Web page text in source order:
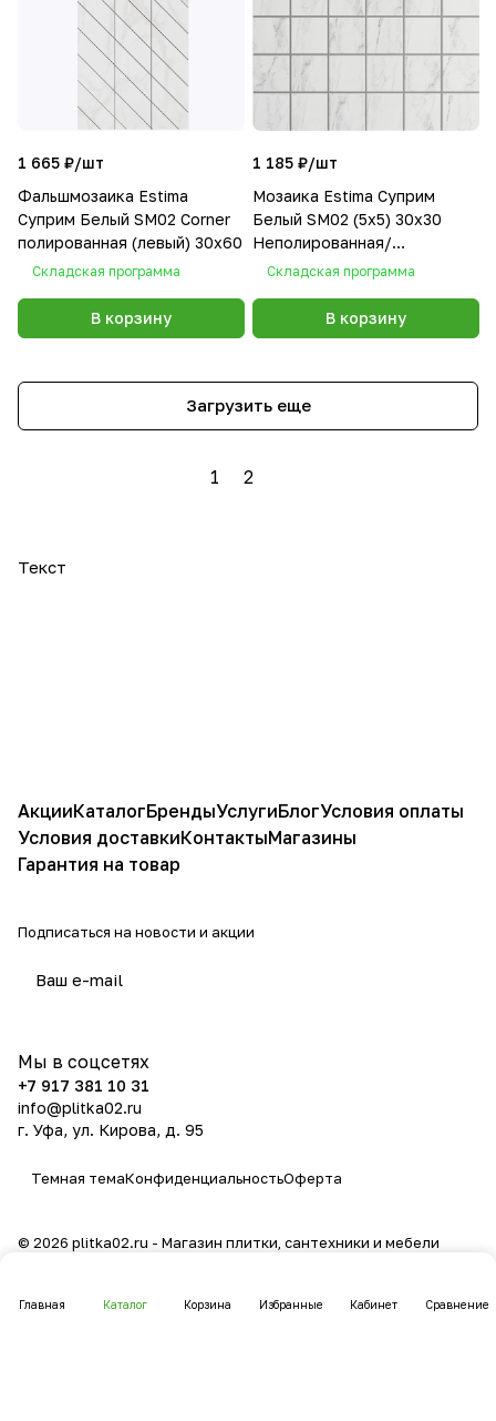
1 665 ₽/шт
Фальшмозаика Estima
Суприм Белый SM02 Corner
полированная (левый) 30x60
Складская программа
В корзину
1 185 ₽/шт
Мозаика Estima Суприм
Белый SM02 (5x5) 30x30
Неполированная/
Полированная
Складская программа
В корзину
Загрузить еще
1 2
Текст
Главная Каталог Корзина Избранные Кабинет Сравнение
АкцииКаталогБрендыУслугиБлогУсловия оплаты
Условия доставкиКонтактыМагазины
Гарантия на товар
Подписаться на новости и акции
Мы в соцсетях
+7 917 381 10 31
info@plitka02.ru
г. Уфа, ул. Кирова, д. 95
Темная темаКонфиденциальностьОферта
© 2026 plitka02.ru - Магазин плитки, сантехники и мебели